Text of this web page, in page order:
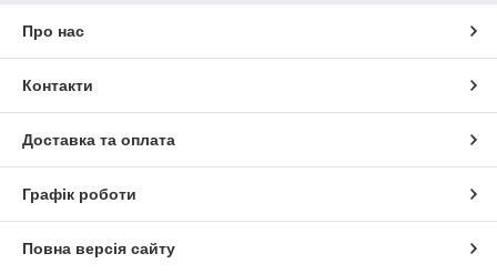
Про нас
Контакти
Доставка та оплата
Графік роботи
Повна версія сайту